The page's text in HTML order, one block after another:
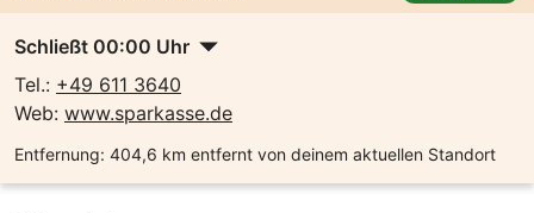
Schließt 00:00 Uhr
Tel.: +49 611 3640
Web: www.sparkasse.de
Entfernung: 404,6 km entfernt von deinem aktuellen Standort